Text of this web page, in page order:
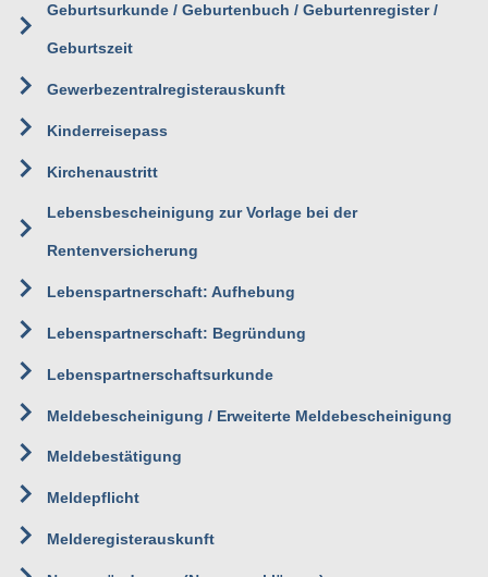
Geburtsurkunde / Geburtenbuch / Geburtenregister /
Geburtszeit
Gewerbezentralregisterauskunft
Kinderreisepass
Kirchenaustritt
Lebensbescheinigung zur Vorlage bei der
Rentenversicherung
Lebenspartnerschaft: Aufhebung
Lebenspartnerschaft: Begründung
Lebenspartnerschaftsurkunde
Meldebescheinigung / Erweiterte Meldebescheinigung
Meldebestätigung
Meldepflicht
Melderegisterauskunft